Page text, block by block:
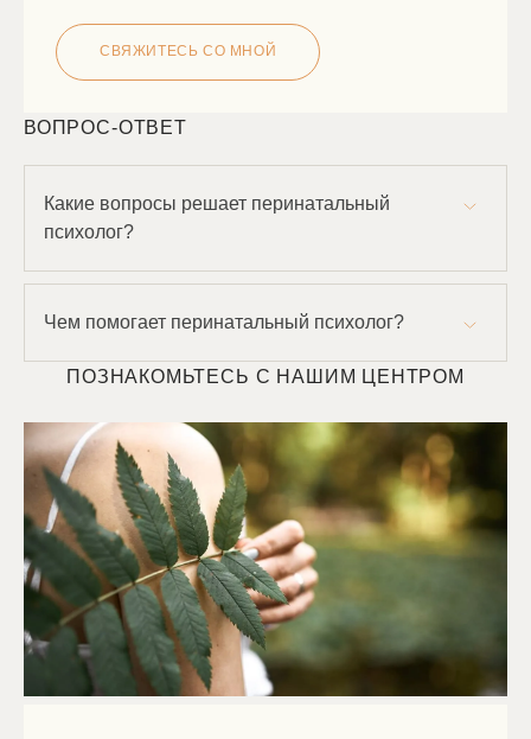
СВЯЖИТЕСЬ СО МНОЙ
ВОПРОС-ОТВЕТ
Какие вопросы решает перинатальный
психолог?
любыми вопросами, связанными с
этапах — от планирования беременности до
восстановления после родов.
Чем помогает перинатальный психолог?
гармоничному, осознанному и счастливому
опытом, необходимыми для оказания помощи
женщинам и их партнерам в процессе
планирования беременности, преодолении
стресса и тревожных состояний во время
беременности, подготовке к родам, а также в
адаптации к новой роли родителей.
ПОЗНАКОМЬТЕСЬ С НАШИМ ЦЕНТРОМ